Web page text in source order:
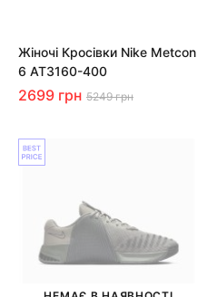
Жіночі Кросівки Nike Metcon
6 AT3160-400
2699 грн 5249 грн